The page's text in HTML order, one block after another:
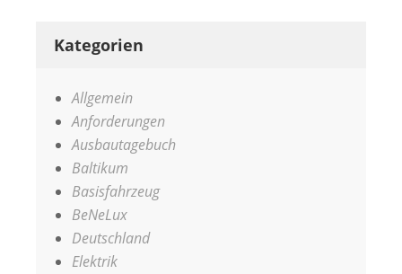
Kategorien
Allgemein
Anforderungen
Ausbautagebuch
Baltikum
Basisfahrzeug
BeNeLux
Deutschland
Elektrik